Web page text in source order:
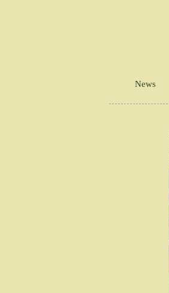
News